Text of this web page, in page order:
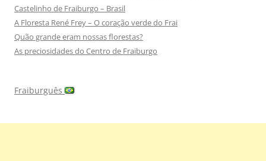
Castelinho de Fraiburgo – Brasil
A Floresta René Frey – O coração verde do Frai
Quão grande eram nossas florestas?
As preciosidades do Centro de Fraiburgo
Fraiburguês